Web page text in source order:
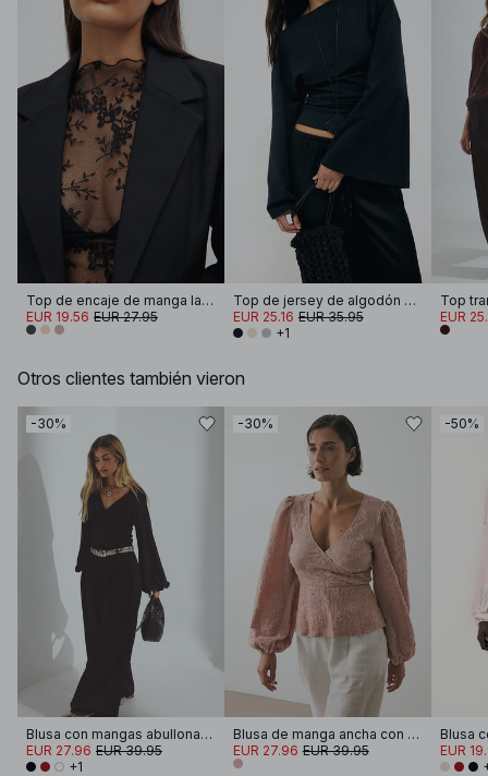
Top de encaje de manga larga
EUR 19.56 EUR 27.95
Top de jersey de algodón suave con mangas anchas
EUR 25.16 EUR 35.95
+1
EUR
Otros clientes también vieron
-30%
Blusa con mangas abullonadas
EUR 27.96 EUR 39.95
+1
-30%
Blusa de manga ancha con diseño envolvente
EUR 27.96 EUR 39.95
-50%
EUR